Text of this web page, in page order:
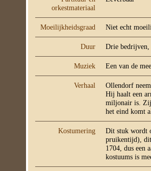
orkestmateriaal
Moeilijkheidsgraad Niet echt
Duur Drie
Muziek Een van de
Verhaal
Ollendorf
Hij haalt een
miljonair is.
het eind komt
Kostumering
Dit stuk wordt
pruikentijd),
1704, dus een
kostuums is